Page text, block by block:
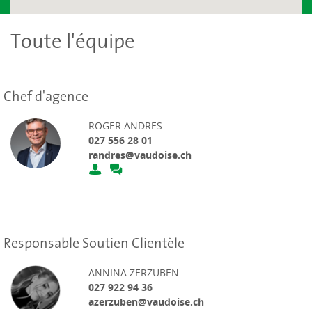
Toute l'équipe
Chef d'agence
ROGER ANDRES
027 556 28 01
randres@vaudoise.ch
Responsable Soutien Clientèle
ANNINA ZERZUBEN
027 922 94 36
azerzuben@vaudoise.ch